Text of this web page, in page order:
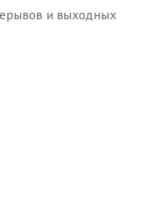
и выходных